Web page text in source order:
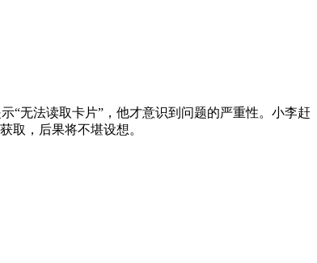
“无法读取卡片”，他才意识到问题的严重性。小李赶
取，后果将不堪设想。